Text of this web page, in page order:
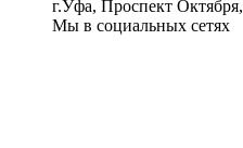
г.Уфа, Проспект
Мы в социальных сетях